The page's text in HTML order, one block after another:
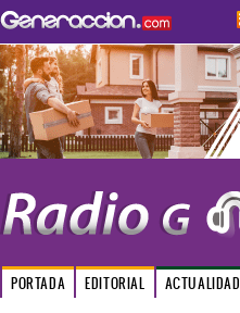
PORTADA EDITORIAL ACTUALIDAD